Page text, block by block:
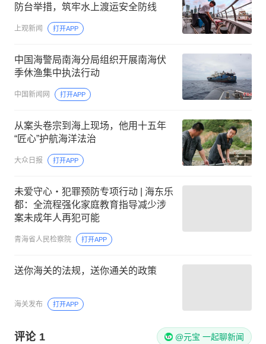
防台举措，筑牢水上渡运安全防线
上观新闻 打开APP
中国海警局南海分局组织开展南海伏
季休渔集中执法行动
中国新闻网 打开APP
从案头卷宗到海上现场，他用十五年
“匠心”护航海洋法治
大众日报 打开APP
未爱守心・犯罪预防专项行动 | 海东乐
都：全流程强化家庭教育指导减少涉
案未成年人再犯可能
青海省人民检察院 打开APP
送你海关的法规，送你通关的政策
海关发布 打开APP
评论 1 @元宝 一起聊新闻